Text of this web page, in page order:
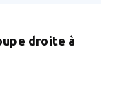
droite à